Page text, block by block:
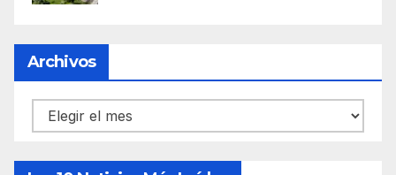
Archivos
Archivos